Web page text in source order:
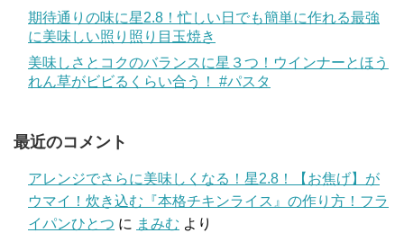
期待通りの味に星2.8！忙しい日でも簡単に作れる最強
に美味しい照り照り目玉焼き
美味しさとコクのバランスに星３つ！ウインナーとほう
れん草がビビるくらい合う！ #パスタ
最近のコメント
アレンジでさらに美味しくなる！星2.8！【お焦げ】が
ウマイ！炊き込む『本格チキンライス』の作り方！フラ
イパンひとつ に まみむ より